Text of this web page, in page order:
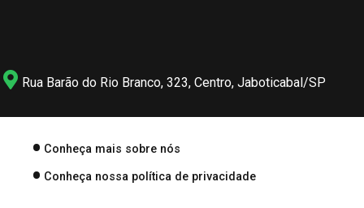
Rua Barão do Rio Branco, 323, Centro, Jaboticabal/SP
Conheça mais sobre nós
Conheça nossa política de privacidade